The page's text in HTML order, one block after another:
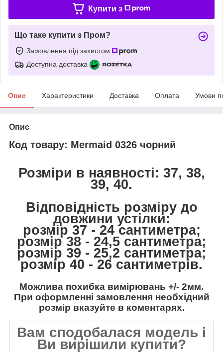
Купити з
Що таке купити з Пром?
Замовлення під захистом
Доступна доставка
Опис Характеристики Доставка Оплата Умови
Опис
Код товару: Mermaid 0326 чорний
Розміри в наявності: 37, 38,
39, 40.
Відповідність розміру до
довжини устілки:
розмір 37 - 24 сантиметра;
розмір 38 - 24,5 сантиметра;
розмір 39 - 25,2 сантиметра;
розмір 40 - 26 сантиметрів.
Можлива похибка вимірювань +/- 2мм.
При оформленні замовлення необхідний
розмір вказуйте в коментарях.
Вам сподобалася модель і
Ви вирішили купити?